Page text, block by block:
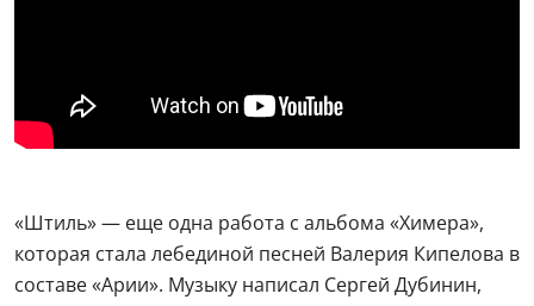
«Штиль» — еще одна работа с альбома «Химера»,
которая стала лебединой песней Валерия Кипелова в
составе «Арии». Музыку написал Сергей Дубинин,